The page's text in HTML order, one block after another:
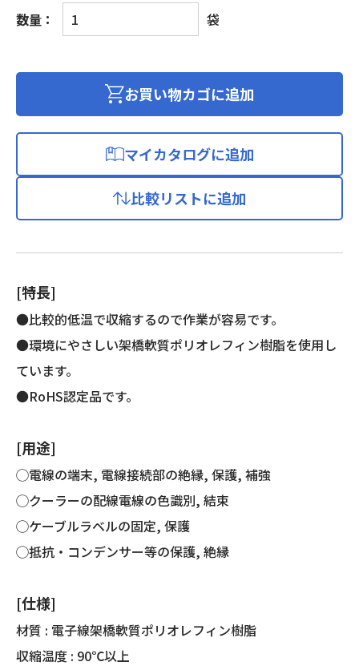
数量：
熱
収
チ
袋
お買い物カゴに追加
マイカタログに追加
比較リストに追加
[特長]
●比較的低温で収縮するので作業が容易です。
●環境にやさしい架橋軟質ポリオレフィン樹脂を使用し
ています。
●RoHS認定品です。
[用途]
◯電線の端末, 電線接続部の絶縁, 保護, 補強
◯クーラーの配線電線の色識別, 結束
◯ケーブルラベルの固定, 保護
◯抵抗・コンデンサー等の保護, 絶縁
[仕様]
材質 : 電子線架橋軟質ポリオレフィン樹脂
収縮温度 : 90℃以上